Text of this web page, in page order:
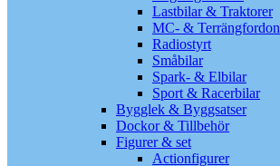
Lastbilar & Traktorer
MC- & Terrängfordon
Radiostyrt
Småbilar
Spark- & Elbilar
Sport & Racerbilar
Bygglek & Byggsatser
Dockor & Tillbehör
Figurer & set
Actionfigurer